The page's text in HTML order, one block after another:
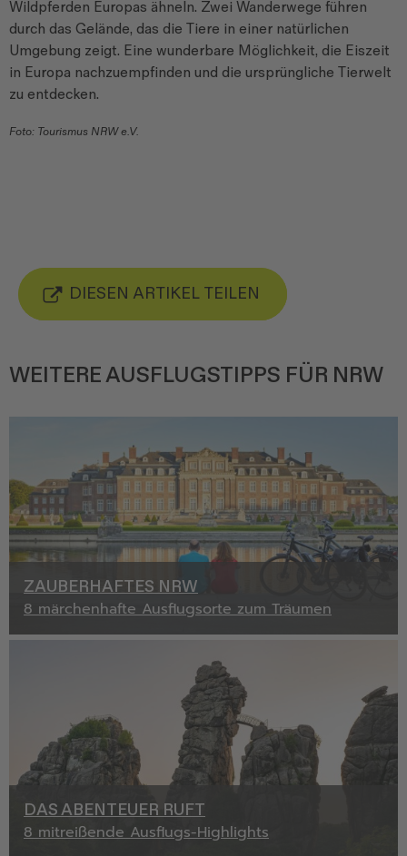
Wildpferden Europas ähneln. Zwei Wanderwege führen
durch das Gelände, das die Tiere in einer natürlichen
Umgebung zeigt. Eine wunderbare Möglichkeit, die Eiszeit
in Europa nachzuempfinden und die ursprüngliche Tierwelt
zu entdecken.
Foto: Tourismus NRW e.V.
DIESEN ARTIKEL TEILEN
WEITERE AUSFLUGSTIPPS FÜR NRW
ZAUBERHAFTES NRW
8 märchenhafte Ausflugsorte zum Träumen
DAS ABENTEUER RUFT
8 mitreißende Ausflugs-Highlights